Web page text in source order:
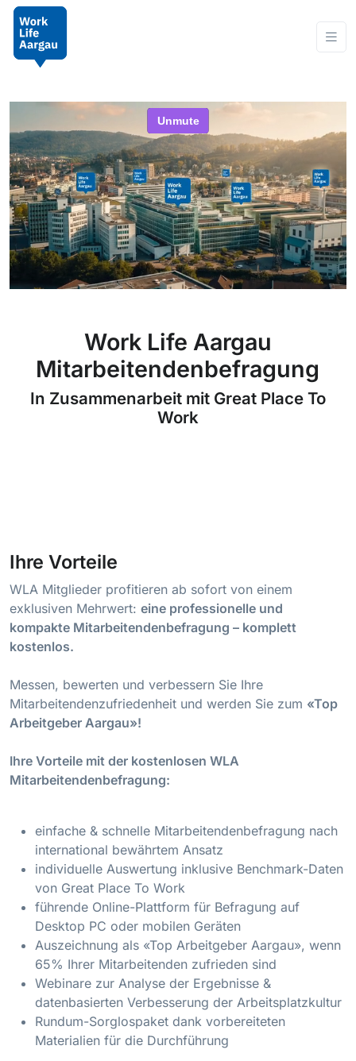
Work Life Aargau
Mitarbeitendenbefragung
In Zusammenarbeit mit Great Place To
Work
Ihre Vorteile
WLA Mitglieder profitieren ab sofort von einem
exklusiven Mehrwert: eine professionelle und
kompakte Mitarbeitendenbefragung – komplett
kostenlos.
Messen, bewerten und verbessern Sie Ihre
Mitarbeitendenzufriedenheit und werden Sie zum «Top
Arbeitgeber Aargau»!
Ihre Vorteile mit der kostenlosen WLA
Mitarbeitendenbefragung:
einfache & schnelle Mitarbeitendenbefragung nach
international bewährtem Ansatz
individuelle Auswertung inklusive Benchmark-Daten
von Great Place To Work
führende Online-Plattform für Befragung auf
Desktop PC oder mobilen Geräten
Auszeichnung als «Top Arbeitgeber Aargau», wenn
65% Ihrer Mitarbeitenden zufrieden sind
Webinare zur Analyse der Ergebnisse &
datenbasierten Verbesserung der Arbeitsplatzkultur
Rundum-Sorglospaket dank vorbereiteten
Materialien für die Durchführung